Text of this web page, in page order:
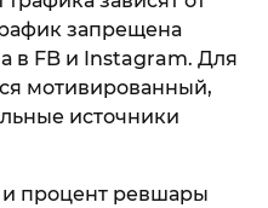
запрещена
в FB и Instagram. Для
мотивированный,
источники
и процент ревшары